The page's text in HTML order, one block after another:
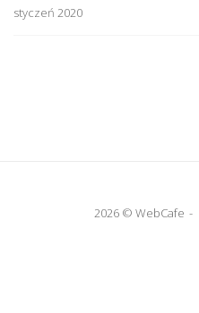
styczeń 2020
2026 © WebCafe